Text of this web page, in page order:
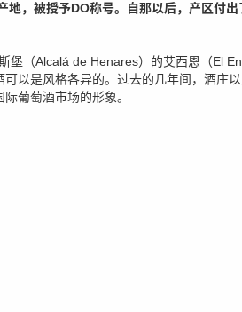
，被授予DO称号。自那以后，产区付
堡（Alcalá de Henares）的艾西恩（El
以是风格各异的。过去的几年间，酒庄
葡萄酒市场的形象。